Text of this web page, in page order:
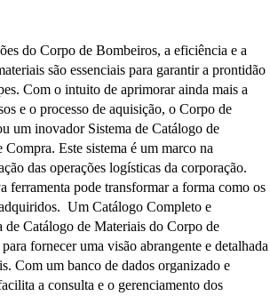
do Corpo de Bombeiros, a eficiência e a
são essenciais para garantir a prontidão
Com o intuito de aprimorar ainda mais a
e o processo de aquisição, o Corpo de
um inovador Sistema de Catálogo de
Compra. Este sistema é um marco na
das operações logísticas da corporação.
ferramenta pode transformar a forma como os
Um Catálogo Completo e
Catálogo de Materiais do Corpo de
fornecer uma visão abrangente e detalhada
Com um banco de dados organizado e
a consulta e o gerenciamento dos